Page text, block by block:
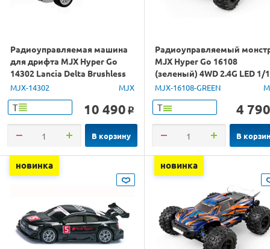
Радиоуправляемая машина
для дрифта MJX Hyper Go
14302 Lancia Delta Brushless
4WD 2.4G LED 1/14 RTR
MJX-14302 MJX
Т 10 490 o
В корзину
Радиоуправляемый
MJX Hyper Go 16108
(зеленый) 4WD 2.4G LED 1/
RTR
MJX-16108-GREEN
Т 4 790
В
новинка новинка